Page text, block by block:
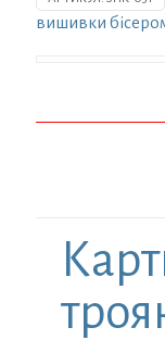
вишивки
троянди
вишивки